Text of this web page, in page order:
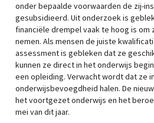
onder bepaalde voorwaarden de zij-
gesubsidieerd. Uit onderzoek is
financiële drempel vaak te hoog is om
nemen. Als mensen de juiste
assessment is gebleken dat ze
kunnen ze direct in het onderwijs
een opleiding. Verwacht wordt dat ze
onderwijsbevoegdheid halen. De
het voortgezet onderwijs en het
mei van dit jaar.